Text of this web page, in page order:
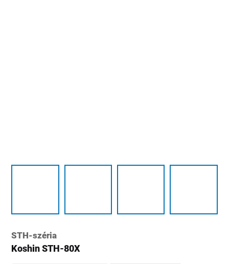
STH-széria
Koshin STH-80X